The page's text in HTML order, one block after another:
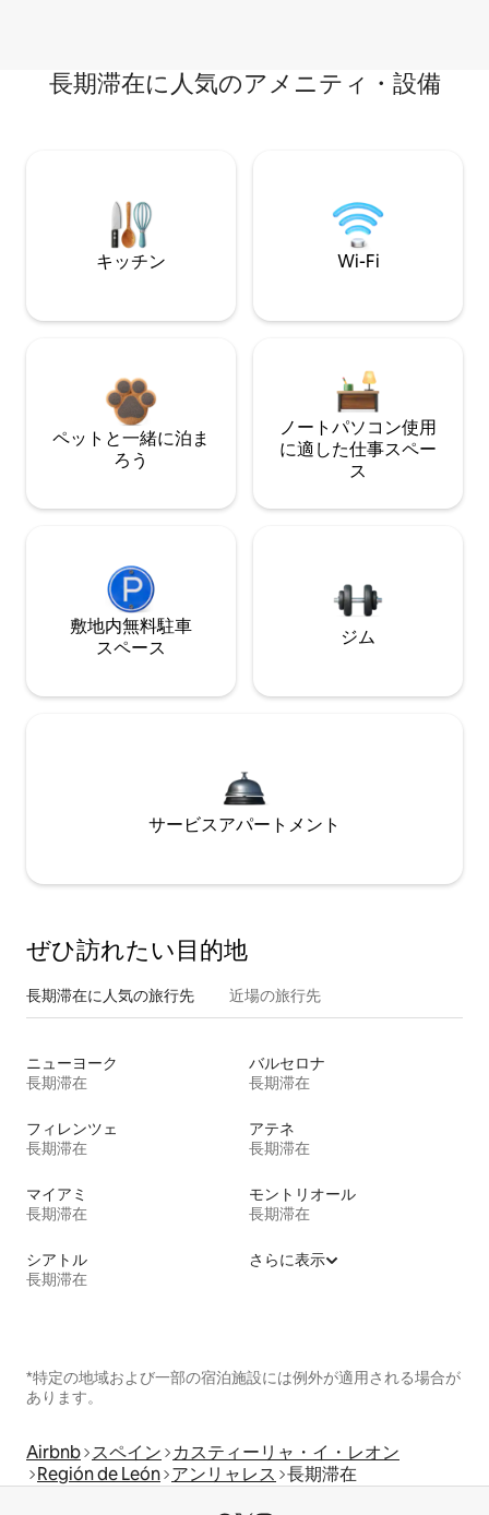
長期滞在に人気のアメニティ・設備
キッチン Wi-Fi
ペットと一緒に泊ま
ろう
ノートパソコン使用
に適した仕事スペー
ス
敷地内無料駐⁠車
ス⁠ペ⁠ー⁠ス
ジム
サービスアパートメント
ぜひ訪⁠れ⁠た⁠い目⁠的⁠地
長期滞在に人気の旅行先 近場の旅行先
ニューヨーク
長期滞在
バルセロナ
長期滞在
フィレンツェ
長期滞在
アテネ
長期滞在
マイアミ
長期滞在
モントリオール
長期滞在
シアトル
長期滞在
さらに表示
*特定の地域および一部の宿泊施設には例外が適用される場合が
あります。
Airbnb スペイン
カスティーリャ・イ・レオン
Región de León アンリャレス 長期滞在